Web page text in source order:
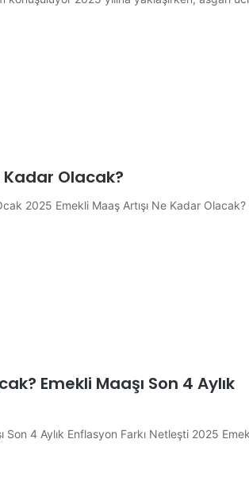
Kadar Olacak?
2025 Emekli Maaş Artışı Ne Kadar Olacak?
Emekli Maaşı Son 4 Aylık
4 Aylık Enflasyon Farkı Netleşti 2025